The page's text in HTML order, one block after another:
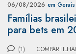
06/08/2026 em Gerais
Famílias
para bets em
(1)